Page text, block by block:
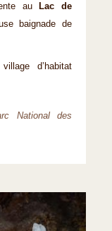
au
Lac de
baignade de
d’habitat
National des